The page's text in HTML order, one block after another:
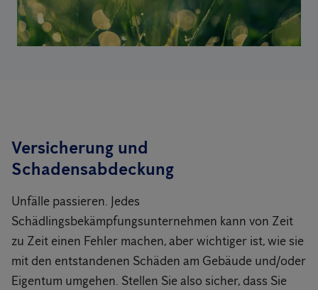
Versicherung und
Schadensabdeckung
Unfälle passieren. Jedes
Schädlingsbekämpfungsunternehmen kann von Zeit
zu Zeit einen Fehler machen, aber wichtiger ist, wie sie
mit den entstandenen Schäden am Gebäude und/oder
Eigentum umgehen. Stellen Sie also sicher, dass Sie